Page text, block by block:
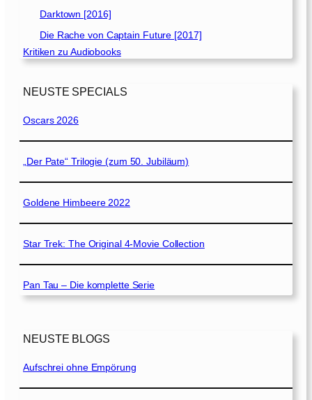
Darktown [2016]
Die Rache von Captain Future [2017]
Kritiken zu Audiobooks
NEUSTE SPECIALS
Oscars 2026
„Der Pate“ Trilogie (zum 50. Jubiläum)
Goldene Himbeere 2022
Star Trek: The Original 4-Movie Collection
Pan Tau – Die komplette Serie
NEUSTE BLOGS
Aufschrei ohne Empörung